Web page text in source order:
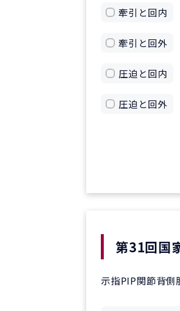
牽引と回内
牽引と回外
圧迫と回内
圧迫と回外
第31回国
示指PIP関節背側